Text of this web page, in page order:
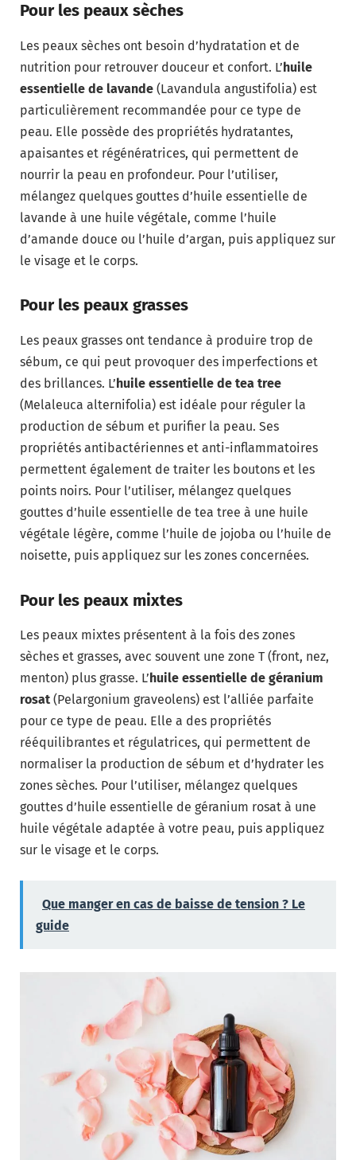
Pour les peaux sèches
Les peaux sèches ont besoin d’hydratation et de
nutrition pour retrouver douceur et confort. L’huile
essentielle de lavande (Lavandula angustifolia) est
particulièrement recommandée pour ce type de
peau. Elle possède des propriétés hydratantes,
apaisantes et régénératrices, qui permettent de
nourrir la peau en profondeur. Pour l’utiliser,
mélangez quelques gouttes d’huile essentielle de
lavande à une huile végétale, comme l’huile
d’amande douce ou l’huile d’argan, puis appliquez sur
le visage et le corps.
Pour les peaux grasses
Les peaux grasses ont tendance à produire trop de
sébum, ce qui peut provoquer des imperfections et
des brillances. L’huile essentielle de tea tree
(Melaleuca alternifolia) est idéale pour réguler la
production de sébum et purifier la peau. Ses
propriétés antibactériennes et anti-inflammatoires
permettent également de traiter les boutons et les
points noirs. Pour l’utiliser, mélangez quelques
gouttes d’huile essentielle de tea tree à une huile
végétale légère, comme l’huile de jojoba ou l’huile de
noisette, puis appliquez sur les zones concernées.
Pour les peaux mixtes
Les peaux mixtes présentent à la fois des zones
sèches et grasses, avec souvent une zone T (front, nez,
menton) plus grasse. L’huile essentielle de géranium
rosat (Pelargonium graveolens) est l’alliée parfaite
pour ce type de peau. Elle a des propriétés
rééquilibrantes et régulatrices, qui permettent de
normaliser la production de sébum et d’hydrater les
zones sèches. Pour l’utiliser, mélangez quelques
gouttes d’huile essentielle de géranium rosat à une
huile végétale adaptée à votre peau, puis appliquez
sur le visage et le corps.
Que manger en cas de baisse de tension ? Le
guide